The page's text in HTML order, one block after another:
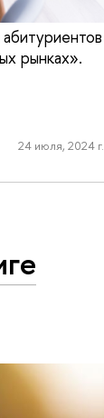
рынках».
24 июля, 2024 г.